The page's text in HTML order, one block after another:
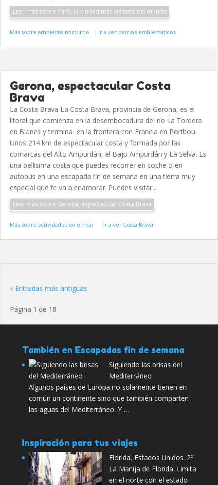
Leer más sobre París, la ciudad más visitada del mundo
Más sobre ambiente nocturno | Ir a ver barrios emblemáticos
Gerona, espectacular Costa
Brava
La Costa Brava La Costa Brava, provincia de Gerona, es el
litoral que comienza en la desembocadura del río La Tordera
en Blanes y termina en la frontera con Francia en Portbou.
Unos 214 km de espectacular costa y formada por las
comarcas del Alto Ampurdán, el Bajo Ampurdán y La Selva. Es
una bellisima costa que puedes recorrer en coche o en
autobús en una escapada fin de semana en una tierra muy
especial que te va a enamorar. Puedes visitar...
Leer más sobre Gerona, espectacular Costa Brava
Más sobre actividades en el mar | Ir a ver Costa Brava
« Entradas más antiguas
Página 1 de 18
También en Escapadas fin de semana
Siguiendo las brisas del
Mediterráneo
Algunos países de Europa no solamente tienen en
común un continente sino que también comparten
las aguas del Mediterráneo. Y …
Inspiración para tus viajes
Florida, Estados Unidos. 2º
La Manija de Florida. Limita
en el norte con el estado